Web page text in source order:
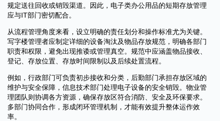
规定送往回收或销毁渠道。因此，电子类办公用品的短期存放管理
应与IT部门密切配合。
从流程管理角度来看，设立明确的责任划分和操作标准尤为关键。
写字楼管理者应制定详细的设备淘汰及物品存放规范，明确各部门
职责和权限，避免出现推诿或管理真空。规范中应涵盖物品接收、
登记、存放位置、存放时间限制以及后续处置流程。
例如，行政部门可负责初步接收和分类，后勤部门承担存放区域的
维护与安全保障，信息技术部门处理电子设备的安全销毁。物业管
理团队则协调各方资源，确保存放区符合消防、安全及环保要求。
多部门协同合作，形成闭环管理机制，才能有效提升整体运作效
率。